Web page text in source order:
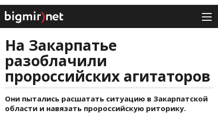
На Закарпатье
разоблачили
пророссийских агитаторов
Они пытались расшатать ситуацию в Закарпатской
области и навязать пророссийскую риторику.